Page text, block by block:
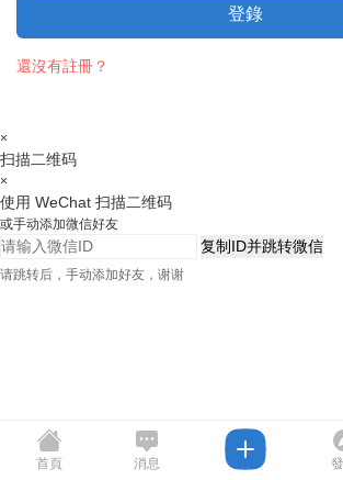
登錄
還沒有註冊？
×
扫描二维码
×
使用 WeChat 扫描二维码
或手动添加微信好友
复制ID并跳转微信
请跳转后，手动添加好友，谢谢
首頁 消息